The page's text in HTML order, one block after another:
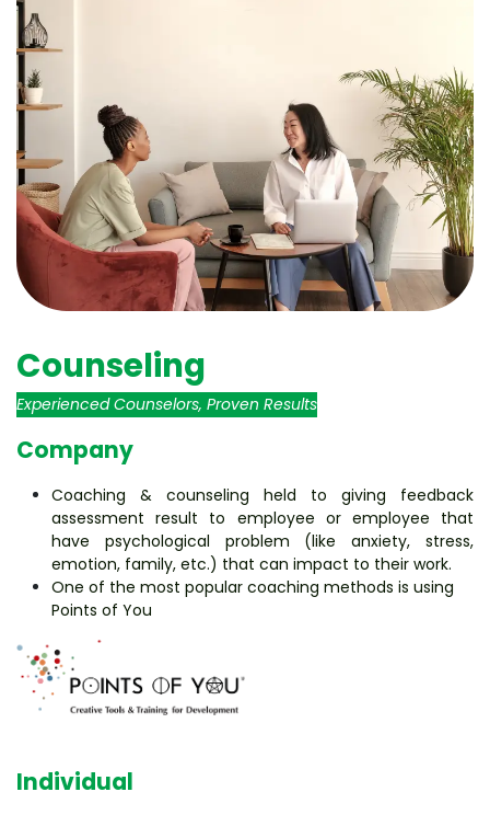
Counseling
Experienced Counselors, Proven Results
Company
Coaching & counseling held to giving feedback
assessment result to employee or employee that
have psychological problem (like anxiety, stress,
emotion, family, etc.) that can impact to their work.
One of the most popular coaching methods is using
Points of You
Individual